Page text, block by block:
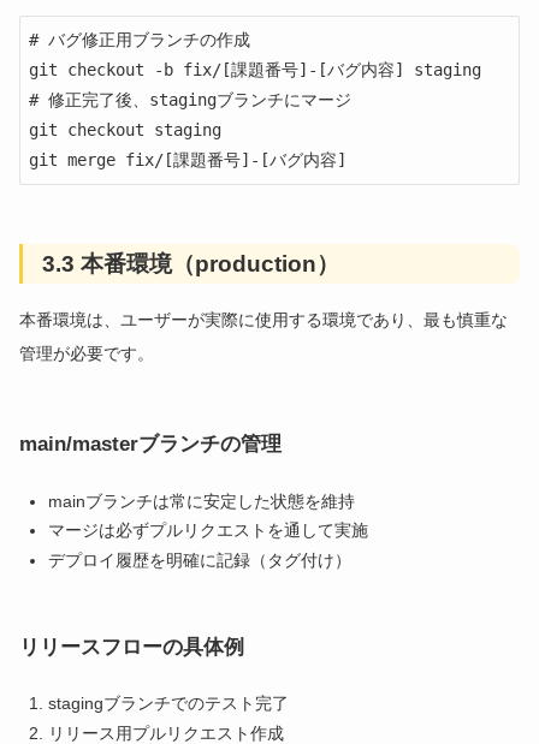
# バグ修正用ブランチの作成
git checkout -b fix/[課題番号]-[バグ内容] staging
# 修正完了後、stagingブランチにマージ
git checkout staging
git merge fix/[課題番号]-[バグ内容]
3.3 本番環境（production）
本番環境は、ユーザーが実際に使用する環境であり、最も慎重な
管理が必要です。
main/masterブランチの管理
mainブランチは常に安定した状態を維持
マージは必ずプルリクエストを通して実施
デプロイ履歴を明確に記録（タグ付け）
リリースフローの具体例
stagingブランチでのテスト完了
リリース用プルリクエスト作成